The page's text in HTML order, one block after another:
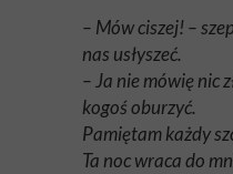
– Mów ciszej! –
nas usłyszeć.
– Ja nie mówię nic
kogoś oburzyć.
Pamiętam każdy
Ta noc wraca do